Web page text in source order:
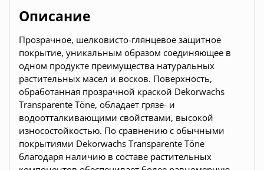
Описание
Прозрачное, шелковисто-глянцевое защитное
покрытие, уникальным образом соединяющее в
одном продукте преимущества натуральных
растительных масел и восков. Поверхность,
обработанная прозрачной краской Dekorwachs
Transparente Töne, обладает грязе- и
водоотталкивающими свойствами, высокой
износостойкостью. По сравнению с обычными
покрытиями Dekorwachs Transparente Töne
благодаря наличию в составе растительных